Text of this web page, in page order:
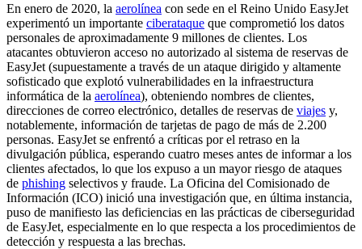
En enero de 2020, la aerolínea con sede en el Reino Unido EasyJet
experimentó un importante ciberataque que comprometió los datos
personales de aproximadamente 9 millones de clientes. Los
atacantes obtuvieron acceso no autorizado al sistema de reservas de
EasyJet (supuestamente a través de un ataque dirigido y altamente
sofisticado que explotó vulnerabilidades en la infraestructura
informática de la aerolínea), obteniendo nombres de clientes,
direcciones de correo electrónico, detalles de reservas de viajes y,
notablemente, información de tarjetas de pago de más de 2.200
personas. EasyJet se enfrentó a críticas por el retraso en la
divulgación pública, esperando cuatro meses antes de informar a los
clientes afectados, lo que los expuso a un mayor riesgo de ataques
de phishing selectivos y fraude. La Oficina del Comisionado de
Información (ICO) inició una investigación que, en última instancia,
puso de manifiesto las deficiencias en las prácticas de ciberseguridad
de EasyJet, especialmente en lo que respecta a los procedimientos de
detección y respuesta a las brechas.